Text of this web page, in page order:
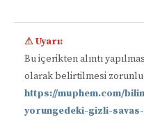
⚠ Uyarı:
Bu içerikten alıntı
olarak belirtilmesi
https://muphem.com/
yorungedeki-gizli-